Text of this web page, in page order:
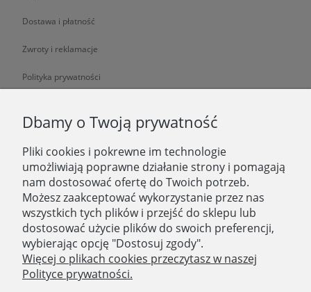
Dostawa i płatność
Zwroty i reklamacje
Polityka prywatności
O NAS
O nas
Zatrudniamy
Blog
Kontakt
SKLEP STACJONARNY
Dbamy o Twoją prywatność
Pliki cookies i pokrewne im technologie
umożliwiają poprawne działanie strony i pomagają
nam dostosować ofertę do Twoich potrzeb.
Możesz zaakceptować wykorzystanie przez nas
wszystkich tych plików i przejść do sklepu lub
dostosować użycie plików do swoich preferencji,
wybierając opcję "Dostosuj zgody".
Więcej o plikach cookies przeczytasz w naszej
Polityce prywatności.